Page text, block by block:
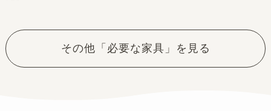
その他「必要な家具」を見る